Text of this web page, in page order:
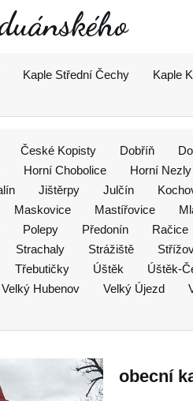
Kaple Střední Čechy
Kaple
České Kopisty Dobříň
Horní Chobolice Horní Nezly
Jištěrpy Julčín
Maskovice Mastířovice
Polepy Předonín Račice
Strachaly Strážiště
Třebutičky Úštěk
Úštěk-
Velký Hubenov Velký Újezd
obecní